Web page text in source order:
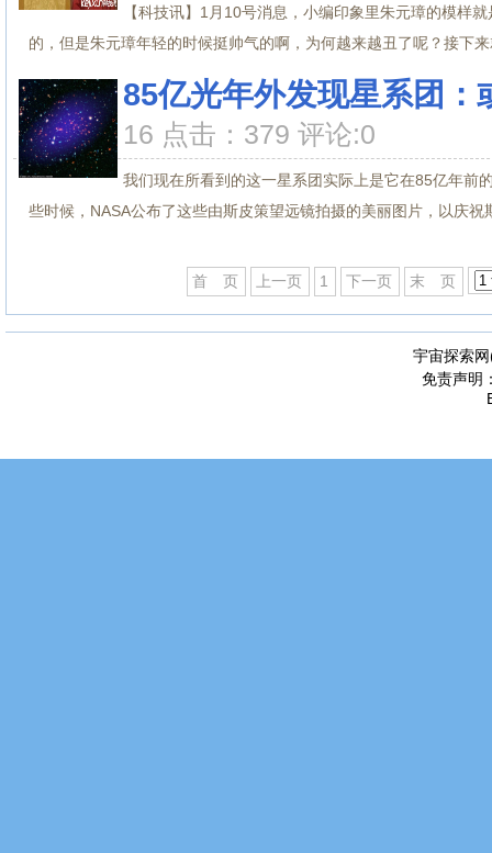
【科技讯】1月10号消息，小编印象里朱元璋的模样
的，但是朱元璋年轻的时候挺帅气的啊，为何越来越丑了呢？接下
85亿光年外发现星系团：
16 点击：379 评论:0
我们现在所看到的这一星系团实际上是它在85亿年前
些时候，NASA公布了这些由斯皮策望远镜拍摄的美丽图片，以庆祝
首 页 上一页 1 下一页 末 页
宇宙探索
免责声明